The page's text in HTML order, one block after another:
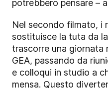
potrebbero pensare –
Nel secondo filmato, i
sostituisce la tuta da
trascorre una giornata
GEA, passando da
e colloqui in studio a
mensa. Questo